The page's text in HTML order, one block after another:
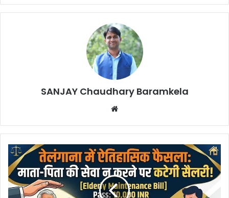
SANJAY Chaudhary Baramkela
Elderly
Maintenance
Bill
:
ऐतिहासिक